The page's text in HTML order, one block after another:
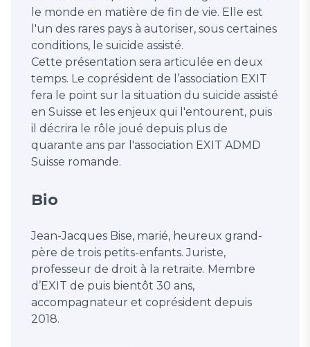
le monde en matière de fin de vie. Elle est
l'un des rares pays à autoriser, sous certaines
conditions, le suicide assisté.
Cette présentation sera articulée en deux
temps. Le coprésident de l’association EXIT
fera le point sur la situation du suicide assisté
en Suisse et les enjeux qui l'entourent, puis
il décrira le rôle joué depuis plus de
quarante ans par l'association EXIT ADMD
Suisse romande.
Bio
Jean-Jacques Bise, marié, heureux grand-
père de trois petits-enfants. Juriste,
professeur de droit à la retraite. Membre
d’EXIT de puis bientôt 30 ans,
accompagnateur et coprésident depuis
2018.